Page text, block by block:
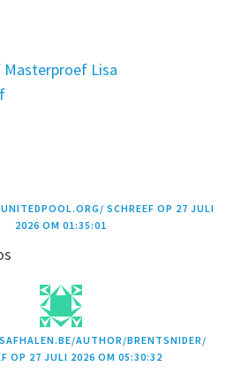
Lisa
SCHREEF OP 27 JULI
2026 OM 01:35:01
AUTHOR/BRENTSNIDER/
OP 27 JULI 2026 OM 05:30:32